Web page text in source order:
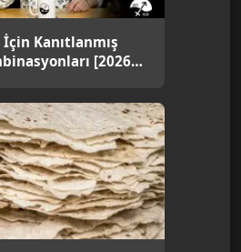
Kanıtlanmış
[2026